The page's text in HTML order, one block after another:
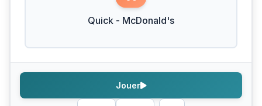
Quick - McDonald's
Jouer